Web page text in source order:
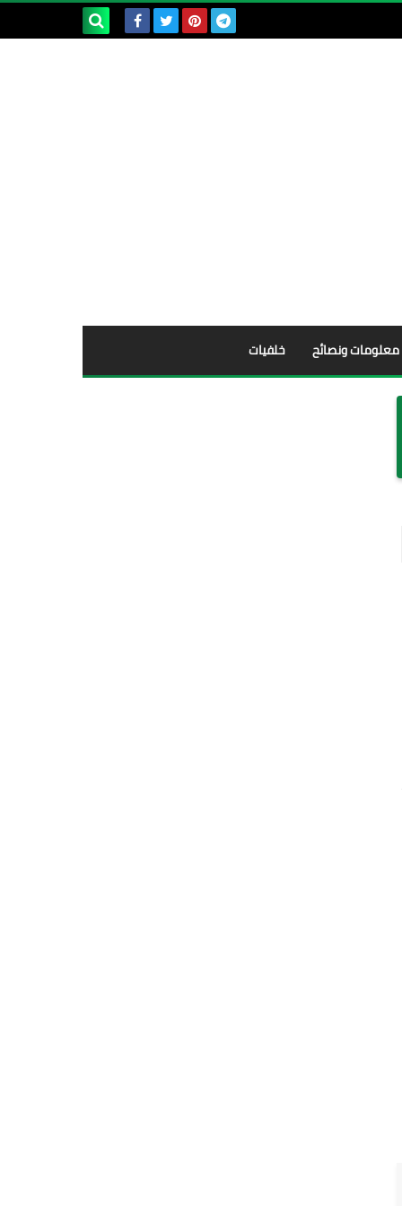
معلومات ونصائح خلفيات